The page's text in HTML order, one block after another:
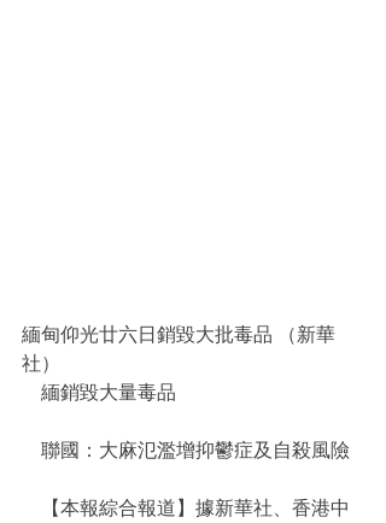
緬甸仰光廿六日銷毀大批毒品 （新華
社）
    緬銷毀大量毒品
    聯國：大麻氾濫增抑鬱症及自殺風險